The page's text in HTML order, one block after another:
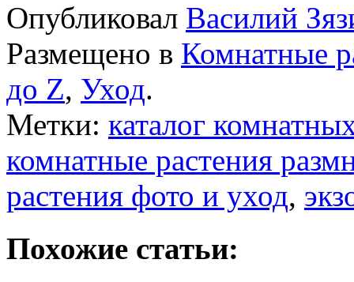
Опубликовал Василий
Размещено в Комнатные
до Z, Уход.
Метки: каталог
комнатные растения
растения фото и уход,
Похожие статьи: